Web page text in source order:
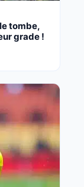
tombe,
grade !